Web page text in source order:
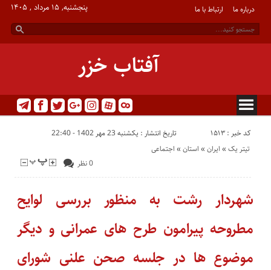
درباره ما ارتباط با ما پنجشنبه, ۱۵ مرداد , ۱۴۰۵
آفتاب خزر
کد خبر : 1513 تاریخ انتشار : یکشنبه 23 مهر 1402 - 22:40
اجتماعی «استان «ایران «تیتر یک
شهردار رشت به منظور بررسی لوایح
مطروحه پیرامون طرح های عمرانی و دیگر
موضوع ها در جلسه صحن علنی شورای